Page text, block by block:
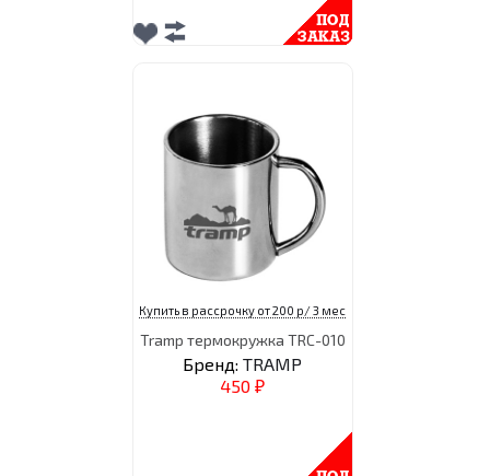
Купить в рассрочку от 200 р/ 3 мес
Tramp термокружка TRC-010
Бренд: TRAMP
450 ₽